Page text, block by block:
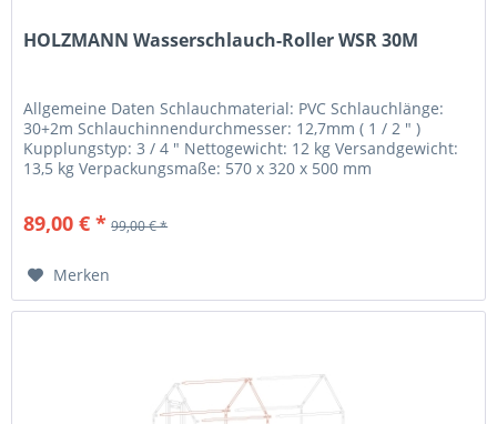
HOLZMANN Wasserschlauch-Roller WSR 30M
Allgemeine Daten Schlauchmaterial: PVC Schlauchlänge:
30+2m Schlauchinnendurchmesser: 12,7mm ( 1 / 2 " )
Kupplungstyp: 3 / 4 " Nettogewicht: 12 kg Versandgewicht:
13,5 kg Verpackungsmaße: 570 x 320 x 500 mm
89,00 € * 99,00 € *
Merken